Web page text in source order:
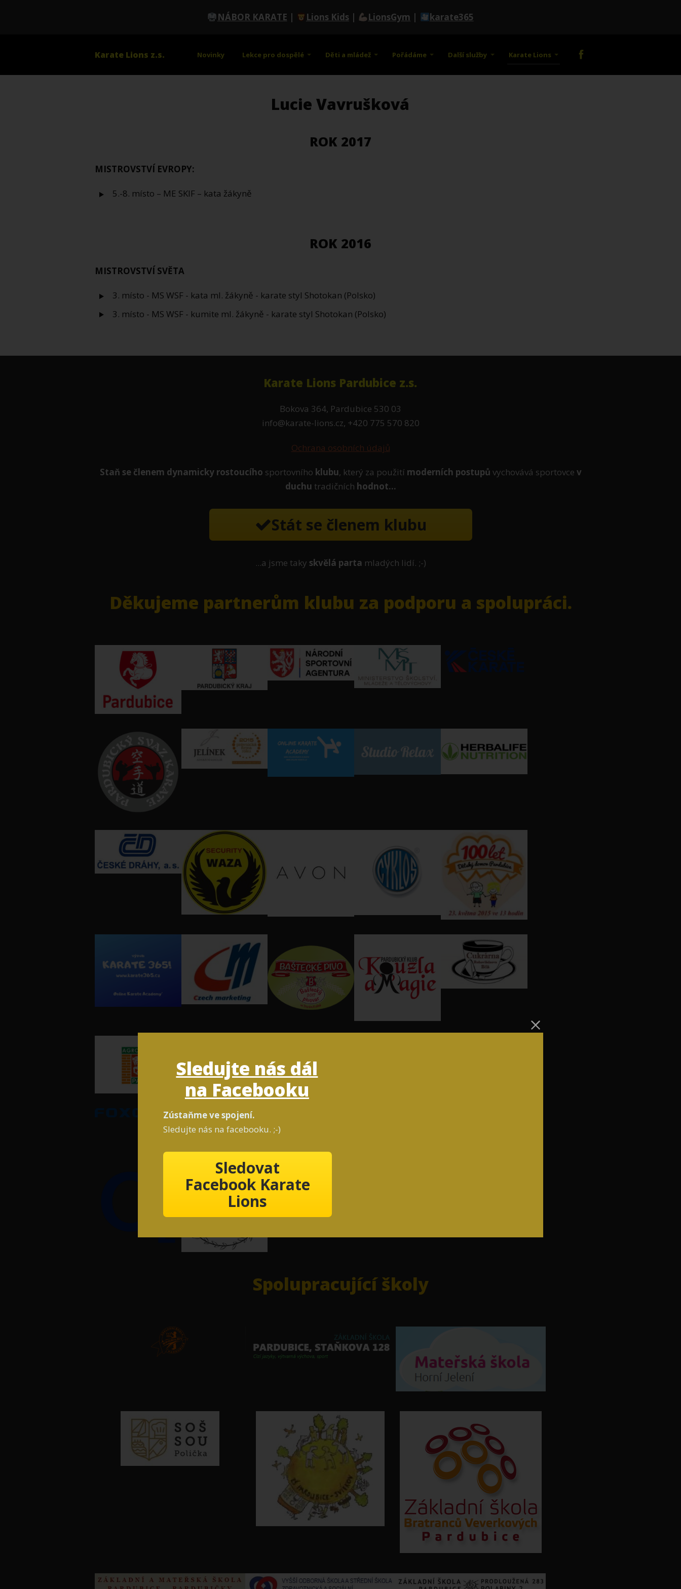
NÁBOR KARATE | Lions Kids | LionsGym | karate365
Karate Lions z.s. Novinky Lekce pro dospělé Děti a mládež Pořádáme Další služby Karate Lions
Lucie Vavrušková
ROK 2017
MISTROVSTVÍ EVROPY:
5.-8. místo – ME SKIF – kata žákyně
ROK 2016
MISTROVSTVÍ SVĚTA
3. místo - MS WSF - kata ml. žákyně - karate styl Shotokan (Polsko)
3. místo - MS WSF - kumite ml. žákyně - karate styl Shotokan (Polsko)
Karate Lions Pardubice z.s.
Bokova 364, Pardubice 530 03
info@karate-lions.cz, +420 775 570 820
Ochrana osobních údajů
Staň se členem dynamicky rostoucího sportovního klubu, který za použití moderních postupů vychovává sportovce v
duchu tradičních hodnot...
Stát se členem klubu
...a jsme taky skvělá parta mladých lidí. ;-)
Děkujeme partnerům klubu za podporu a spolupráci.
Spolupracující školy
Sledujte nás dál
na Facebooku
Zústaňme ve spojení.
Sledujte nás na facebooku. ;-)
Sledovat
Facebook Karate
Lions